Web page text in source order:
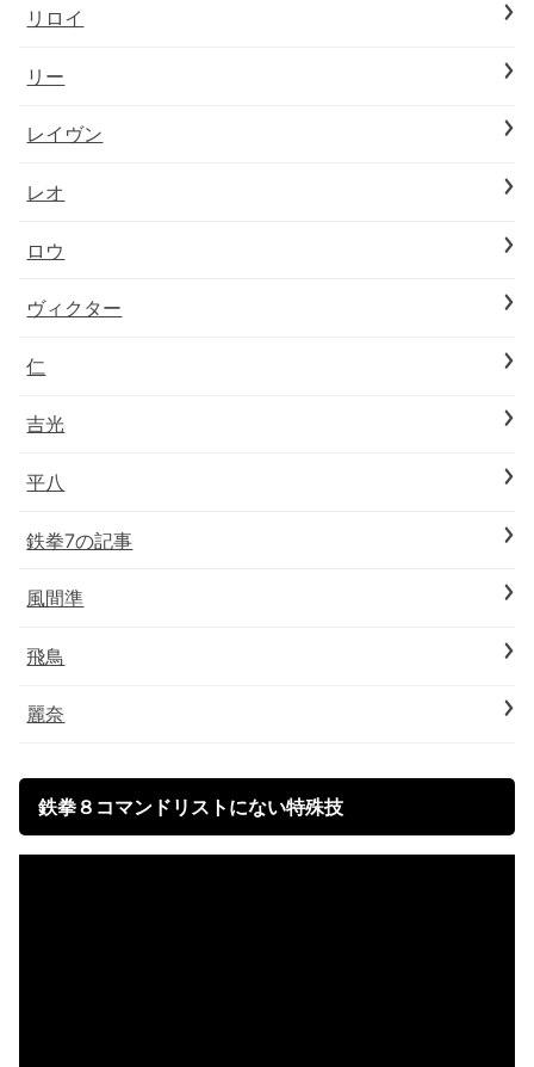
リロイ
リー
レイヴン
レオ
ロウ
ヴィクター
仁
吉光
平八
鉄拳7の記事
風間準
飛鳥
麗奈
鉄拳８コマンドリストにない特殊技